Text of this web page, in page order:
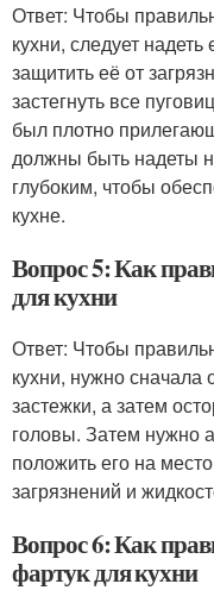
Ответ: Чтобы
кухни, следует
защитить её от
застегнуть все
был плотно
должны быть надеты
глубоким, чтобы
кухне.
Вопрос 5: Как
для кухни
Ответ: Чтобы
кухни, нужно сначала
застежки, а затем
головы. Затем нужно
положить его на
загрязнений и
Вопрос 6: Как
фартук для кухни